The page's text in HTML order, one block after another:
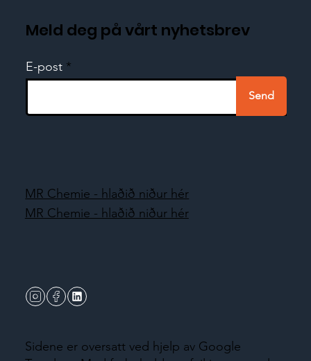
Meld deg på vårt nyhetsbrev
E-post
Send
Sidene er oversatt ved hjelp av Google
MR Chemie - hlaðið niður hér
MR Chemie - hlaðið niður hér